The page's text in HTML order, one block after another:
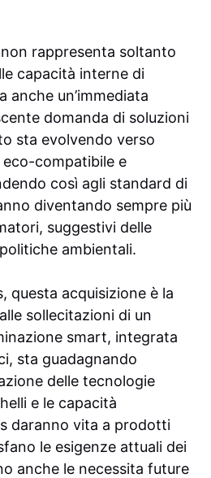
rappresenta soltanto
capacità interne di
anche un’immediata
domanda di soluzioni
sta evolvendo verso
eco-compatibile e
così agli standard di
diventando sempre più
suggestivi delle
ambientali.
questa acquisizione è la
sollecitazioni di un
smart, integrata
sta guadagnando
delle tecnologie
e le capacità
daranno vita a prodotti
le esigenze attuali dei
anche le necessita future